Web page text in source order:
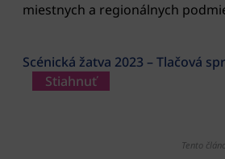
miestnych a regionálnych
Scénická žatva 2023 – Tlačová
Stiahnuť
Tento